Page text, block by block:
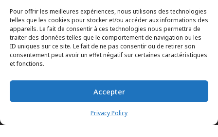
Pour offrir les meilleures expériences, nous utilisons des technologies
telles que les cookies pour stocker et/ou accéder aux informations des
appareils. Le fait de consentir à ces technologies nous permettra de
traiter des données telles que le comportement de navigation ou les
ID uniques sur ce site. Le fait de ne pas consentir ou de retirer son
consentement peut avoir un effet négatif sur certaines caractéristiques
et fonctions.
Accepter
Privacy Policy
POLITYKA DANYCH
REGULAMIN